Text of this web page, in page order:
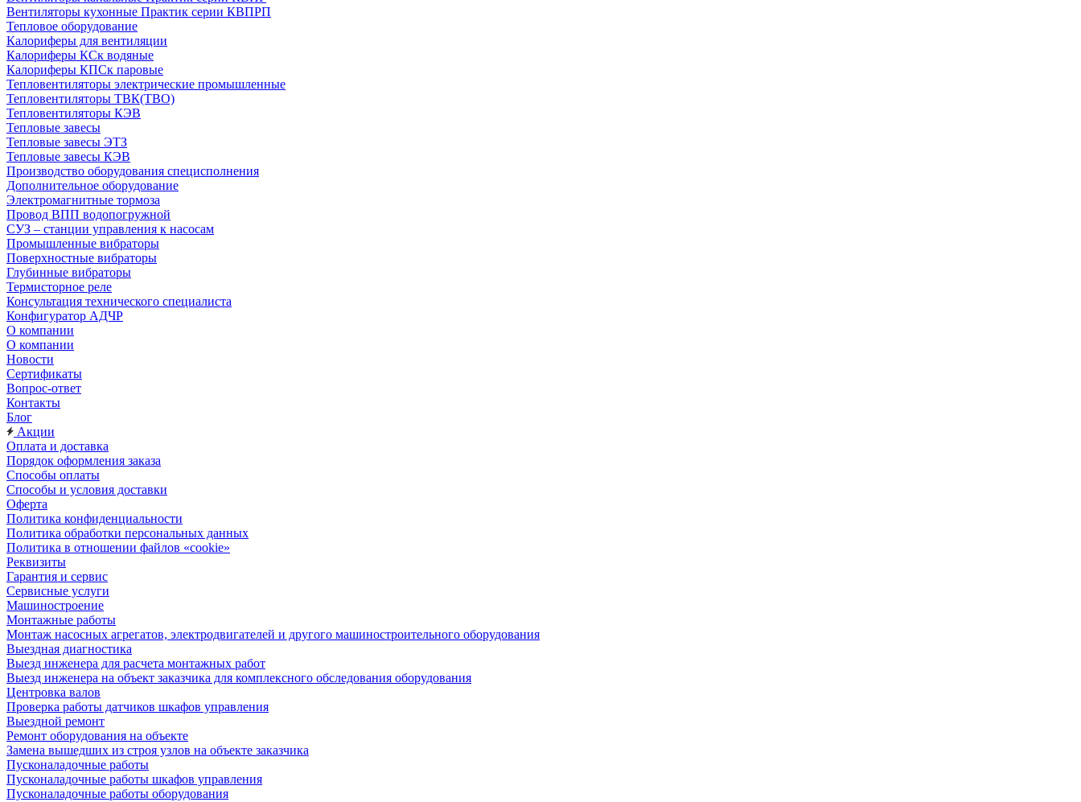
Вентиляторы кухонные Практик серии КВПРП
Тепловое оборудование
Калориферы для вентиляции
Калориферы КСк водяные
Калориферы КПСк паровые
Тепловентиляторы электрические промышленные
Тепловентиляторы ТВК(ТВО)
Тепловентиляторы КЭВ
Тепловые завесы
Тепловые завесы ЭТЗ
Тепловые завесы КЭВ
Производство оборудования специсполнения
Дополнительное оборудование
Электромагнитные тормоза
Провод ВПП водопогружной
СУЗ – станции управления к насосам
Промышленные вибраторы
Поверхностные вибраторы
Глубинные вибраторы
Термисторное реле
Консультация технического специалиста
Конфигуратор АДЧР
О компании
О компании
Новости
Сертификаты
Вопрос-ответ
Контакты
Блог
Акции
Оплата и доставка
Порядок оформления заказа
Способы оплаты
Способы и условия доставки
Оферта
Политика конфиденциальности
Политика обработки персональных данных
Политика в отношении файлов «cookie»
Реквизиты
Гарантия и сервис
Сервисные услуги
Машиностроение
Монтажные работы
Монтаж насосных агрегатов, электродвигателей и другого машиностроительного оборудования
Выездная диагностика
Выезд инженера для расчета монтажных работ
Выезд инженера на объект заказчика для комплексного обследования оборудования
Центровка валов
Проверка работы датчиков шкафов управления
Выездной ремонт
Ремонт оборудования на объекте
Замена вышедших из строя узлов на объекте заказчика
Пусконаладочные работы
Пусконаладочные работы шкафов управления
Пусконаладочные работы оборудования